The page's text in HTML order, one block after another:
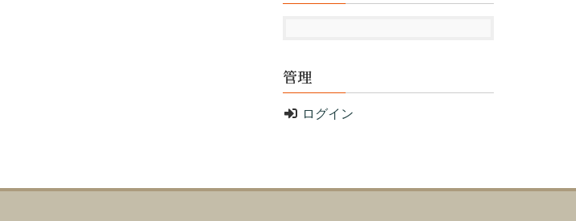
管理
ログイン